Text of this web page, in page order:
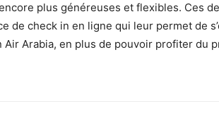
plus généreuses et flexibles. Ces
de check in en ligne qui leur permet de
Air Arabia, en plus de pouvoir profiter du